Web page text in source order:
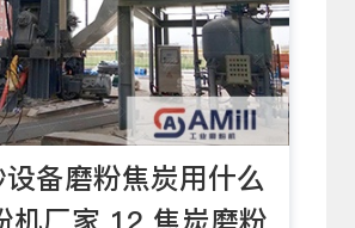
备磨粉焦炭用什么